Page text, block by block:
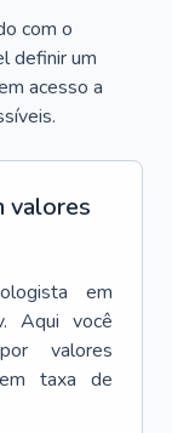
com o
definir um
acesso a
valores
em
Aqui você
valores
taxa de